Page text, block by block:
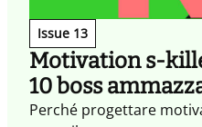
Issue 13
Motivation s-
10 boss
Perché progettare